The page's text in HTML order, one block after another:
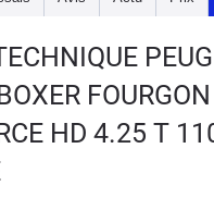
HD 4.25 T